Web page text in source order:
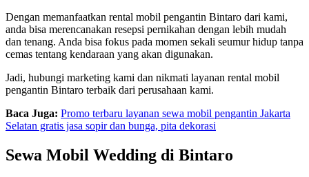
Dengan memanfaatkan rental mobil pengantin Bintaro dari kami,
anda bisa merencanakan resepsi pernikahan dengan lebih mudah
dan tenang. Anda bisa fokus pada momen sekali seumur hidup tanpa
cemas tentang kendaraan yang akan digunakan.
Jadi, hubungi marketing kami dan nikmati layanan rental mobil
pengantin Bintaro terbaik dari perusahaan kami.
Baca Juga: Promo terbaru layanan sewa mobil pengantin Jakarta
Selatan gratis jasa sopir dan bunga, pita dekorasi
Sewa Mobil Wedding di Bintaro